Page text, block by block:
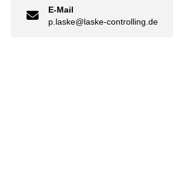
E-Mail
p.laske@laske-controlling.de